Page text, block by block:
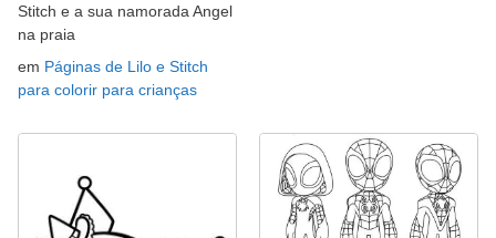
Stitch e a sua namorada Angel
na praia
em Páginas de Lilo e Stitch
para colorir para crianças